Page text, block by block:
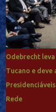
90% das ações
feito
dívidas
departamento
apresentado
Ronaldo sendo
bilhão a partir
ex-atacante
Odebrecht
Tucano e deve
Rede